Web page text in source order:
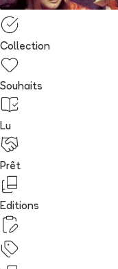
Collection
Souhaits
Lu
Prêt
Editions